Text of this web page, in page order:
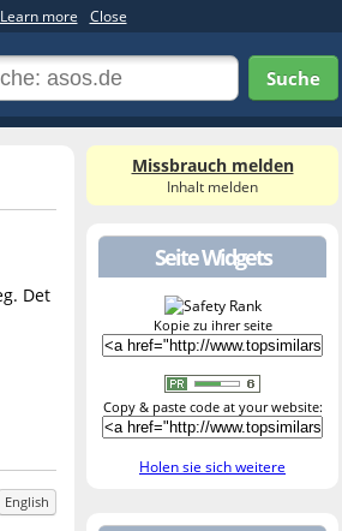
Learn more Close
Suche
Det
English
Missbrauch melden
Inhalt melden
Seite Widgets
Kopie zu ihrer seite
Copy & paste code at your website:
Holen sie sich weitere